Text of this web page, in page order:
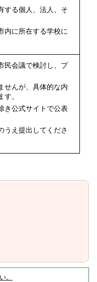
する個人、法人、そ
内に所在する学校に
民会議で検討し、プ
せんが、具体的な内
。
き公式サイトで公表
うえ提出してくださ
。